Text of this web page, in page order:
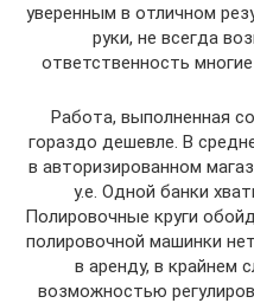
уверенным в отличном
руки, не всегда
ответственность
Работа, выполненная
гораздо дешевле. В
в авторизированном
у.е. Одной банки
Полировочные круги
полировочной машинки
в аренду, в крайнем
возможностью